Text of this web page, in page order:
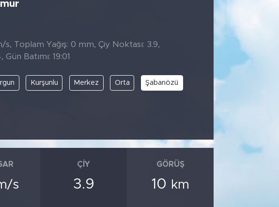
s, Toplam Yağış: 0 mm, Çiy Noktası: 3.9,
Batımı: 19:01
Kurşunlu Merkez Orta Şabanözü
s
ÇIY
3.9
GÖRÜŞ
10 km